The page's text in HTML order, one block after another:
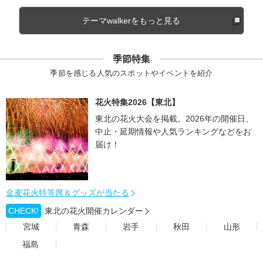
テーマwalkerをもっと見る
季節特集
季節を感じる人気のスポットやイベントを紹介
花火特集2026【東北】
東北の花火大会を掲載。2026年の開催日、
中止・延期情報や人気ランキングなどをお
届け！
金麦花火特等席＆グッズが当たる
CHECK!
東北の花火開催カレンダー
宮城
青森 岩手 秋田
山形
福島